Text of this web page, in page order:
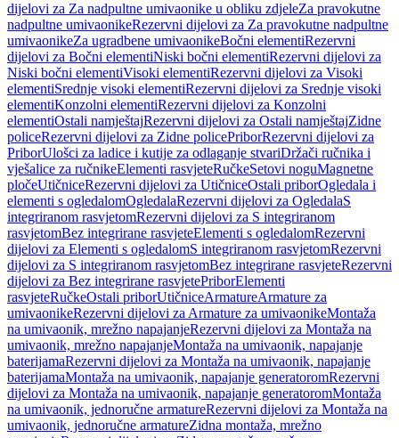
dijelovi za Za nadpultne umivaonike u obliku zdjeleZa pravokutne
nadpultne umivaonikeRezervni dijelovi za Za pravokutne nadpultne
umivaonikeZa ugradbene umivaonikeBočni elementiRezervni
dijelovi za Bočni elementiNiski bočni elementiRezervni dijelovi za
Niski bočni elementiVisoki elementiRezervni dijelovi za Visoki
elementiSrednje visoki elementiRezervni dijelovi za Srednje visoki
elementiKonzolni elementiRezervni dijelovi za Konzolni
elementiOstali namještajRezervni dijelovi za Ostali namještajZidne
policeRezervni dijelovi za Zidne policePriborRezervni dijelovi za
PriborUlošci za ladice i kutije za odlaganje stvariDržači ručnika i
vješalice za ručnikeElementi rasvjeteRučkeSetovi noguMagnetne
pločeUtičniceRezervni dijelovi za UtičniceOstali priborOgledala i
elementi s ogledalomOgledalaRezervni dijelovi za OgledalaS
integriranom rasvjetomRezervni dijelovi za S integriranom
rasvjetomBez integrirane rasvjeteElementi s ogledalomRezervni
dijelovi za Elementi s ogledalomS integriranom rasvjetomRezervni
dijelovi za S integriranom rasvjetomBez integrirane rasvjeteRezervni
dijelovi za Bez integrirane rasvjetePriborElementi
rasvjeteRučkeOstali priborUtičniceArmatureArmature za
umivaonikeRezervni dijelovi za Armature za umivaonikeMontaža
na umivaonik, mrežno napajanjeRezervni dijelovi za Montaža na
umivaonik, mrežno napajanjeMontaža na umivaonik, napajanje
baterijamaRezervni dijelovi za Montaža na umivaonik, napajanje
baterijamaMontaža na umivaonik, napajanje generatoromRezervni
dijelovi za Montaža na umivaonik, napajanje generatoromMontaža
na umivaonik, jednoručne armatureRezervni dijelovi za Montaža na
umivaonik, jednoručne armatureZidna montaža, mrežno